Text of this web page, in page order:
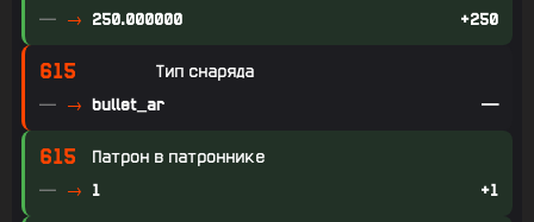
— 250.000000 +250
615 Тип снаряда
— bullet_ar —
615 Патрон в патроннике
— 1 +1